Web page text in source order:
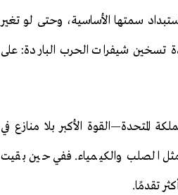
سمتها الأساسية، وحتى لو تغير
تسخين شيفرات الحرب الباردة: على
المتحدة—القوة الأكبر بلا منازع في
مثل الصلب والكيمياء. ففي حين بقيت
تقدمًا.